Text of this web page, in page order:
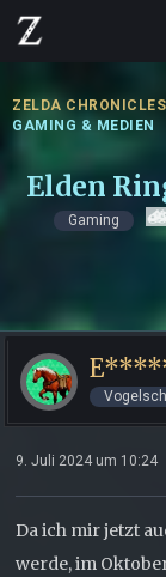
ZELDA
GAMING & MEDIEN
Elden
Gaming
9. Juli 2024 um 10:24
Da ich mir jetzt
werde, im